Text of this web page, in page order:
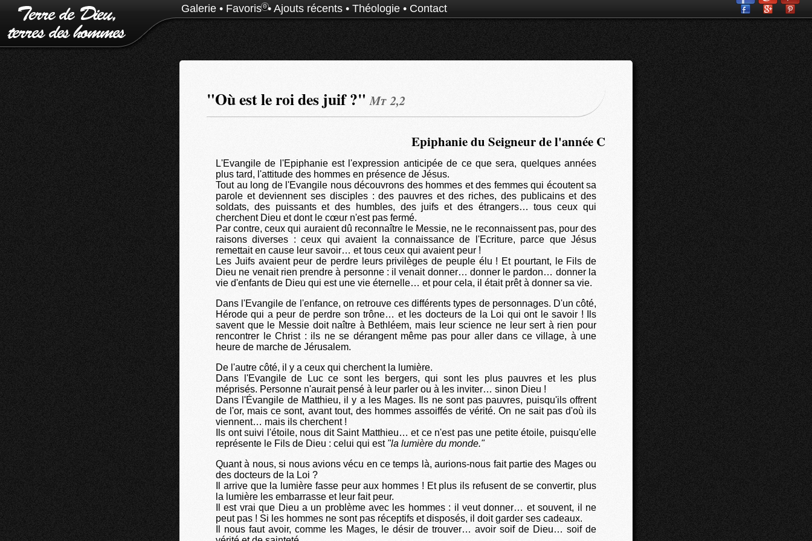
Galerie • Favoris0• Ajouts récents • Théologie • Contact
"Où est le roi des juif ?"Mt 2,2
Epiphanie du Seigneur de l'année C
L'Evangile de l'Epiphanie est l'expression anticipée de ce que sera, quelques années
plus tard, l'attitude des hommes en présence de Jésus.
Tout au long de l'Evangile nous découvrons des hommes et des femmes qui écoutent sa
parole et deviennent ses disciples : des pauvres et des riches, des publicains et des
soldats, des puissants et des humbles, des juifs et des étrangers… tous ceux qui
cherchent Dieu et dont le cœur n'est pas fermé.
Par contre, ceux qui auraient dû reconnaître le Messie, ne le reconnaissent pas, pour des
raisons diverses : ceux qui avaient la connaissance de l'Ecriture, parce que Jésus
remettait en cause leur savoir… et tous ceux qui avaient peur !
Les Juifs avaient peur de perdre leurs privilèges de peuple élu ! Et pourtant, le Fils de
Dieu ne venait rien prendre à personne : il venait donner… donner le pardon… donner la
vie d'enfants de Dieu qui est une vie éternelle… et pour cela, il était prêt à donner sa vie.
Dans l'Evangile de l'enfance, on retrouve ces différents types de personnages. D'un côté,
Hérode qui a peur de perdre son trône… et les docteurs de la Loi qui ont le savoir ! Ils
savent que le Messie doit naître à Bethléem, mais leur science ne leur sert à rien pour
rencontrer le Christ : ils ne se dérangent même pas pour aller dans ce village, à une
heure de marche de Jérusalem.
De l'autre côté, il y a ceux qui cherchent la lumière.
Dans l'Evangile de Luc ce sont les bergers, qui sont les plus pauvres et les plus
méprisés. Personne n'aurait pensé à leur parler ou à les inviter… sinon Dieu !
Dans l'Évangile de Matthieu, il y a les Mages. Ils ne sont pas pauvres, puisqu'ils offrent
de l'or, mais ce sont, avant tout, des hommes assoiffés de vérité. On ne sait pas d'où ils
viennent… mais ils cherchent !
Ils ont suivi l'étoile, nous dit Saint Matthieu… et ce n'est pas une petite étoile, puisqu'elle
représente le Fils de Dieu : celui qui est "la lumière du monde."
Quant à nous, si nous avions vécu en ce temps là, aurions-nous fait partie des Mages ou
des docteurs de la Loi ?
Il arrive que la lumière fasse peur aux hommes ! Et plus ils refusent de se convertir, plus
la lumière les embarrasse et leur fait peur.
Il est vrai que Dieu a un problème avec les hommes : il veut donner… et souvent, il ne
peut pas ! Si les hommes ne sont pas réceptifs et disposés, il doit garder ses cadeaux.
Il nous faut avoir, comme les Mages, le désir de trouver… avoir soif de Dieu… soif de